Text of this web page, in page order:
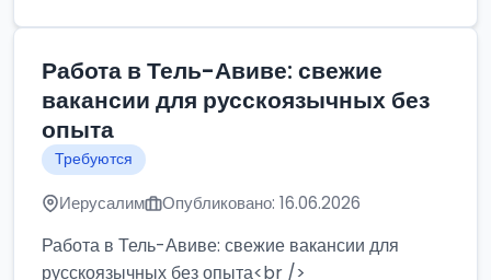
Работа в Тель-Авиве: свежие
вакансии для русскоязычных без
опыта
Требуются
Иерусалим Опубликовано: 16.06.2026
Работа в Тель-Авиве: свежие вакансии для
русскоязычных без опыта<br />